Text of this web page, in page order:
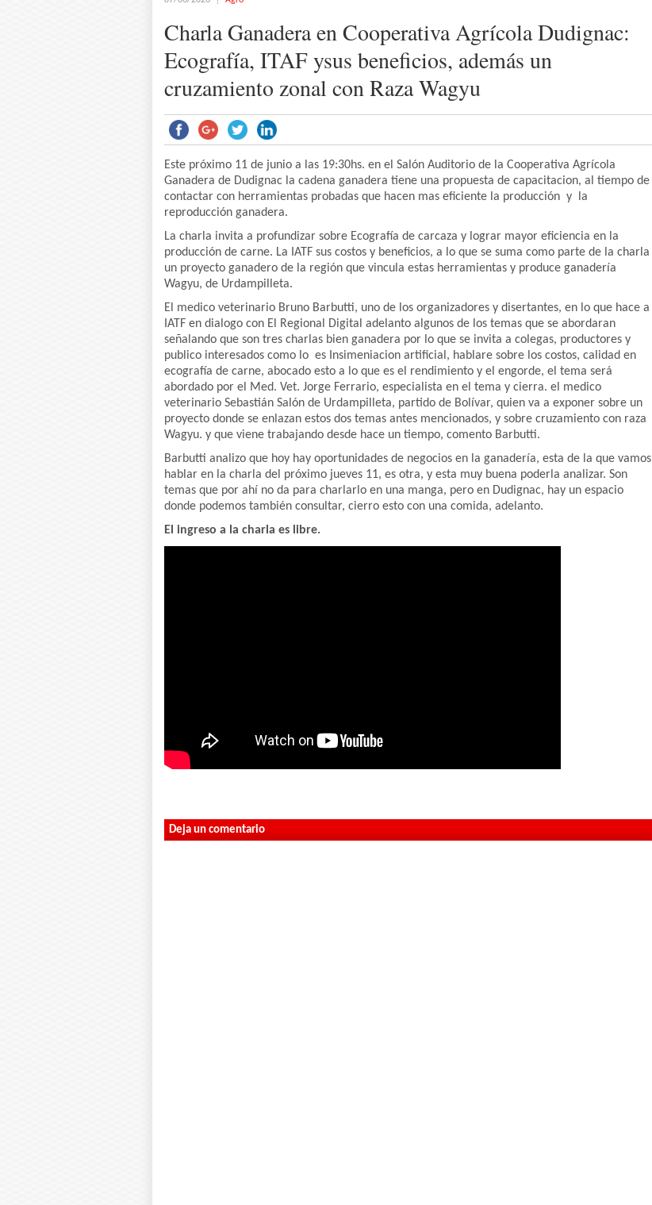
Charla Ganadera en Cooperativa Agrícola Dudignac:
Ecografía, ITAF ysus beneficios, además un
cruzamiento zonal con Raza Wagyu
Este próximo 11 de junio a las 19:30hs. en el Salón Auditorio de la Cooperativa Agrícola
Ganadera de Dudignac la cadena ganadera tiene una propuesta de capacitacion, al tiempo de
contactar con herramientas probadas que hacen mas eficiente la producción y la
reproducción ganadera.
La charla invita a profundizar sobre Ecografía de carcaza y lograr mayor eficiencia en la
producción de carne. La IATF sus costos y beneficios, a lo que se suma como parte de la charla
un proyecto ganadero de la región que vincula estas herramientas y produce ganadería
Wagyu, de Urdampilleta.
El medico veterinario Bruno Barbutti, uno de los organizadores y disertantes, en lo que hace a
IATF en dialogo con El Regional Digital adelanto algunos de los temas que se abordaran
señalando que son tres charlas bien ganadera por lo que se invita a colegas, productores y
publico interesados como lo es Insimeniacion artificial, hablare sobre los costos, calidad en
ecografía de carne, abocado esto a lo que es el rendimiento y el engorde, el tema será
abordado por el Med. Vet. Jorge Ferrario, especialista en el tema y cierra. el medico
veterinario Sebastián Salón de Urdampilleta, partido de Bolívar, quien va a exponer sobre un
proyecto donde se enlazan estos dos temas antes mencionados, y sobre cruzamiento con raza
Wagyu. y que viene trabajando desde hace un tiempo, comento Barbutti.
Barbutti analizo que hoy hay oportunidades de negocios en la ganadería, esta de la que vamos
hablar en la charla del próximo jueves 11, es otra, y esta muy buena poderla analizar. Son
temas que por ahí no da para charlarlo en una manga, pero en Dudignac, hay un espacio
donde podemos también consultar, cierro esto con una comida, adelanto.
El ingreso a la charla es libre.
Deja un comentario